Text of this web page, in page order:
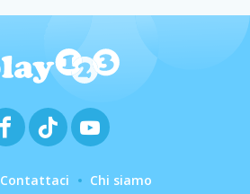
Contattaci Chi siamo